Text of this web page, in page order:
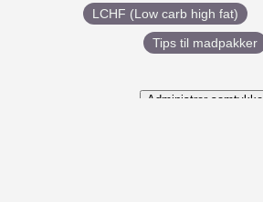
LCHF (Low carb high fat)
Tips til madpakker
Administrer samtykke